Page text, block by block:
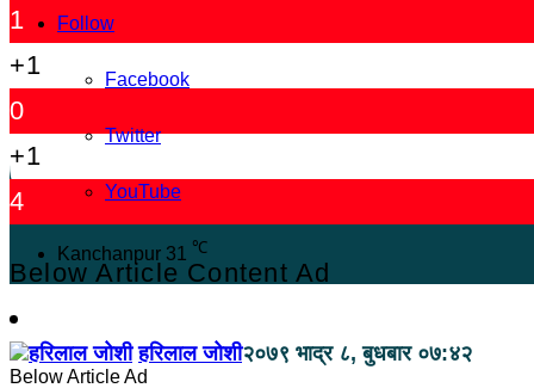
Follow
Facebook
Twitter
YouTube
Kanchanpur 31 ℃
1
+1
0
+1
4
Below Article Content Ad
हरिलाल जोशी२०७९ भाद्र ८, बुधबार ०७:४२
Below Article Ad